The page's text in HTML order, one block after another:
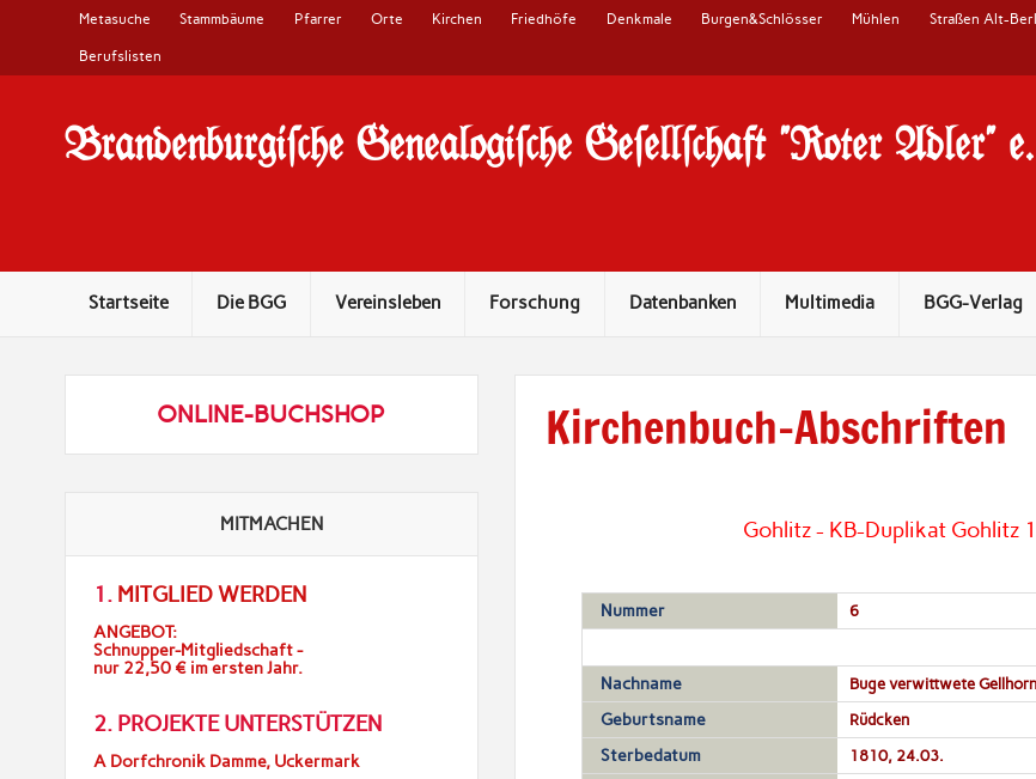
Metasuche Stammbäume Pfarrer Orte Kirchen Friedhöfe Denkmale Burgen&Schlösser Mühlen Straßen Alt-
Berufslisten
Brandenburgi#che Genealogi#che Ge#ell#chaft "Roter Adler"
Startseite Die BGG Vereinsleben Forschung Datenbanken Multimedia BGG-Verlag
Kirchenbuch-Abschriften
Gohlitz - KB-Duplikat Gohlitz
Nummer 6
Nachname Buge verwittwete Gellhorn
Geburtsname Rüdcken
Sterbedatum
1810, 24.03.
ONLINE-BUCHSHOP
MITMACHEN
1. MITGLIED WERDEN
ANGEBOT:
Schnupper-Mitgliedschaft -
nur 22,50 € im ersten Jahr.
2. PROJEKTE UNTERSTÜTZEN
A Dorfchronik Damme, Uckermark